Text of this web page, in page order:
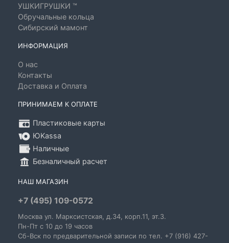
УШКИГРУШКИ ™
Обручальные кольца
Сибирский мамонт
ИНФОРМАЦИЯ
О нас
Контакты
Доставка и Оплата
ПРИНИМАЕМ К ОПЛАТЕ
Пластиковые карты
ЮKassa
Наличные
Безналичный расчет
НАШ МАГАЗИН
+7 (495) 109-0572
Москва ул. Марксистская , д.34, корп.11, эт.3.
Пн-Пт c 10 до 19 часов
Сб-Вск по предварительной записи по тел. +7 (916) 427-